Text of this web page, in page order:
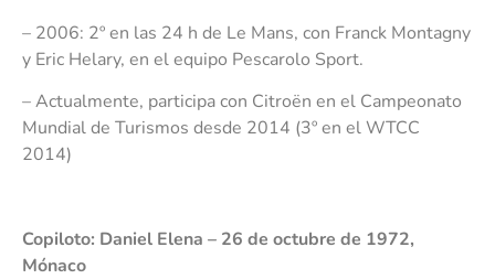
– 2006: 2º en las 24 h de Le Mans, con Franck Montagny
y Eric Helary, en el equipo Pescarolo Sport.
– Actualmente, participa con Citroën en el Campeonato
Mundial de Turismos desde 2014 (3º en el WTCC
2014)
Copiloto: Daniel Elena – 26 de octubre de 1972,
Mónaco